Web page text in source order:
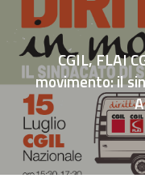
CGIL, FLAI
movimento: il